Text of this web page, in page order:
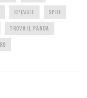
SPIAGGE SPOT
TROVA IL PANDA